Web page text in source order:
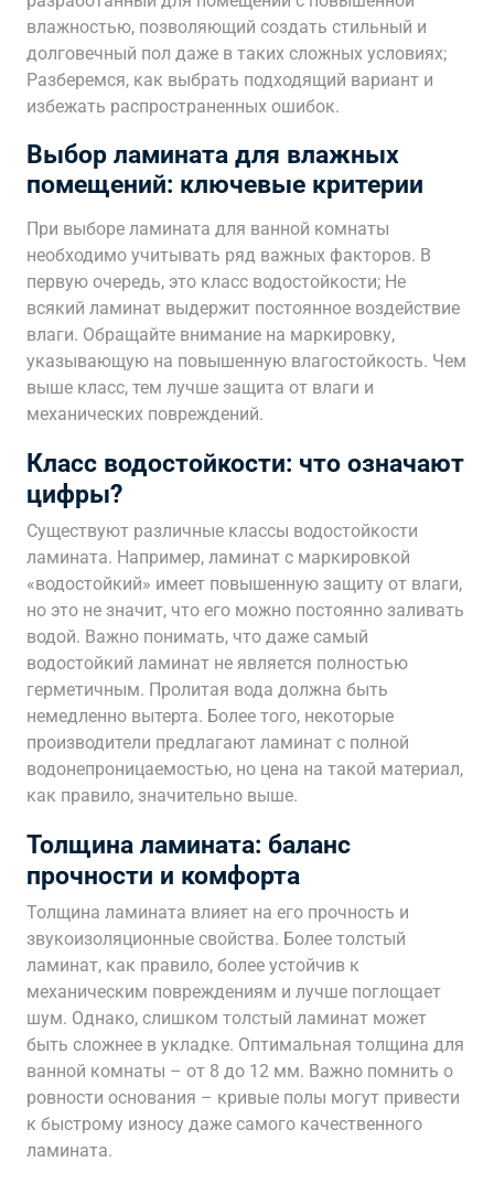
влажностью, позволяющий создать стильный и
долговечный пол даже в таких сложных условиях;
Разберемся, как выбрать подходящий вариант и
избежать распространенных ошибок.
Выбор ламината для влажных
помещений: ключевые критерии
При выборе ламината для ванной комнаты
необходимо учитывать ряд важных факторов. В
первую очередь, это класс водостойкости; Не
всякий ламинат выдержит постоянное воздействие
влаги. Обращайте внимание на маркировку,
указывающую на повышенную влагостойкость. Чем
выше класс, тем лучше защита от влаги и
механических повреждений.
Класс водостойкости: что означают
цифры?
Существуют различные классы водостойкости
ламината. Например, ламинат с маркировкой
«водостойкий» имеет повышенную защиту от влаги,
но это не значит, что его можно постоянно заливать
водой. Важно понимать, что даже самый
водостойкий ламинат не является полностью
герметичным. Пролитая вода должна быть
немедленно вытерта. Более того, некоторые
производители предлагают ламинат с полной
водонепроницаемостью, но цена на такой материал,
как правило, значительно выше.
Толщина ламината: баланс
прочности и комфорта
Толщина ламината влияет на его прочность и
звукоизоляционные свойства. Более толстый
ламинат, как правило, более устойчив к
механическим повреждениям и лучше поглощает
шум. Однако, слишком толстый ламинат может
быть сложнее в укладке. Оптимальная толщина для
ванной комнаты – от 8 до 12 мм. Важно помнить о
ровности основания – кривые полы могут привести
к быстрому износу даже самого качественного
ламината.